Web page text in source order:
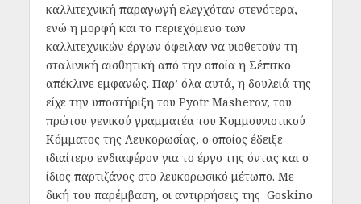
καλλιτεχνική παραγωγή ελεγχόταν στενότερα,
ενώ η μορφή και το περιεχόμενο των
καλλιτεχνικών έργων όφειλαν να υιοθετούν τη
σταλινική αισθητική από την οποία η Σέπιτκο
απέκλινε εμφανώς. Παρ’ όλα αυτά, η δουλειά της
είχε την υποστήριξη του Pyotr Masherov, του
πρώτου γενικού γραμματέα του Κομμουνιστικού
Κόμματος της Λευκορωσίας, ο οποίος έδειξε
ιδιαίτερο ενδιαφέρον για το έργο της όντας και ο
ίδιος παρτιζάνος στο λευκορωσικό μέτωπο. Με
δική του παρέμβαση, οι αντιρρήσεις της Goskino